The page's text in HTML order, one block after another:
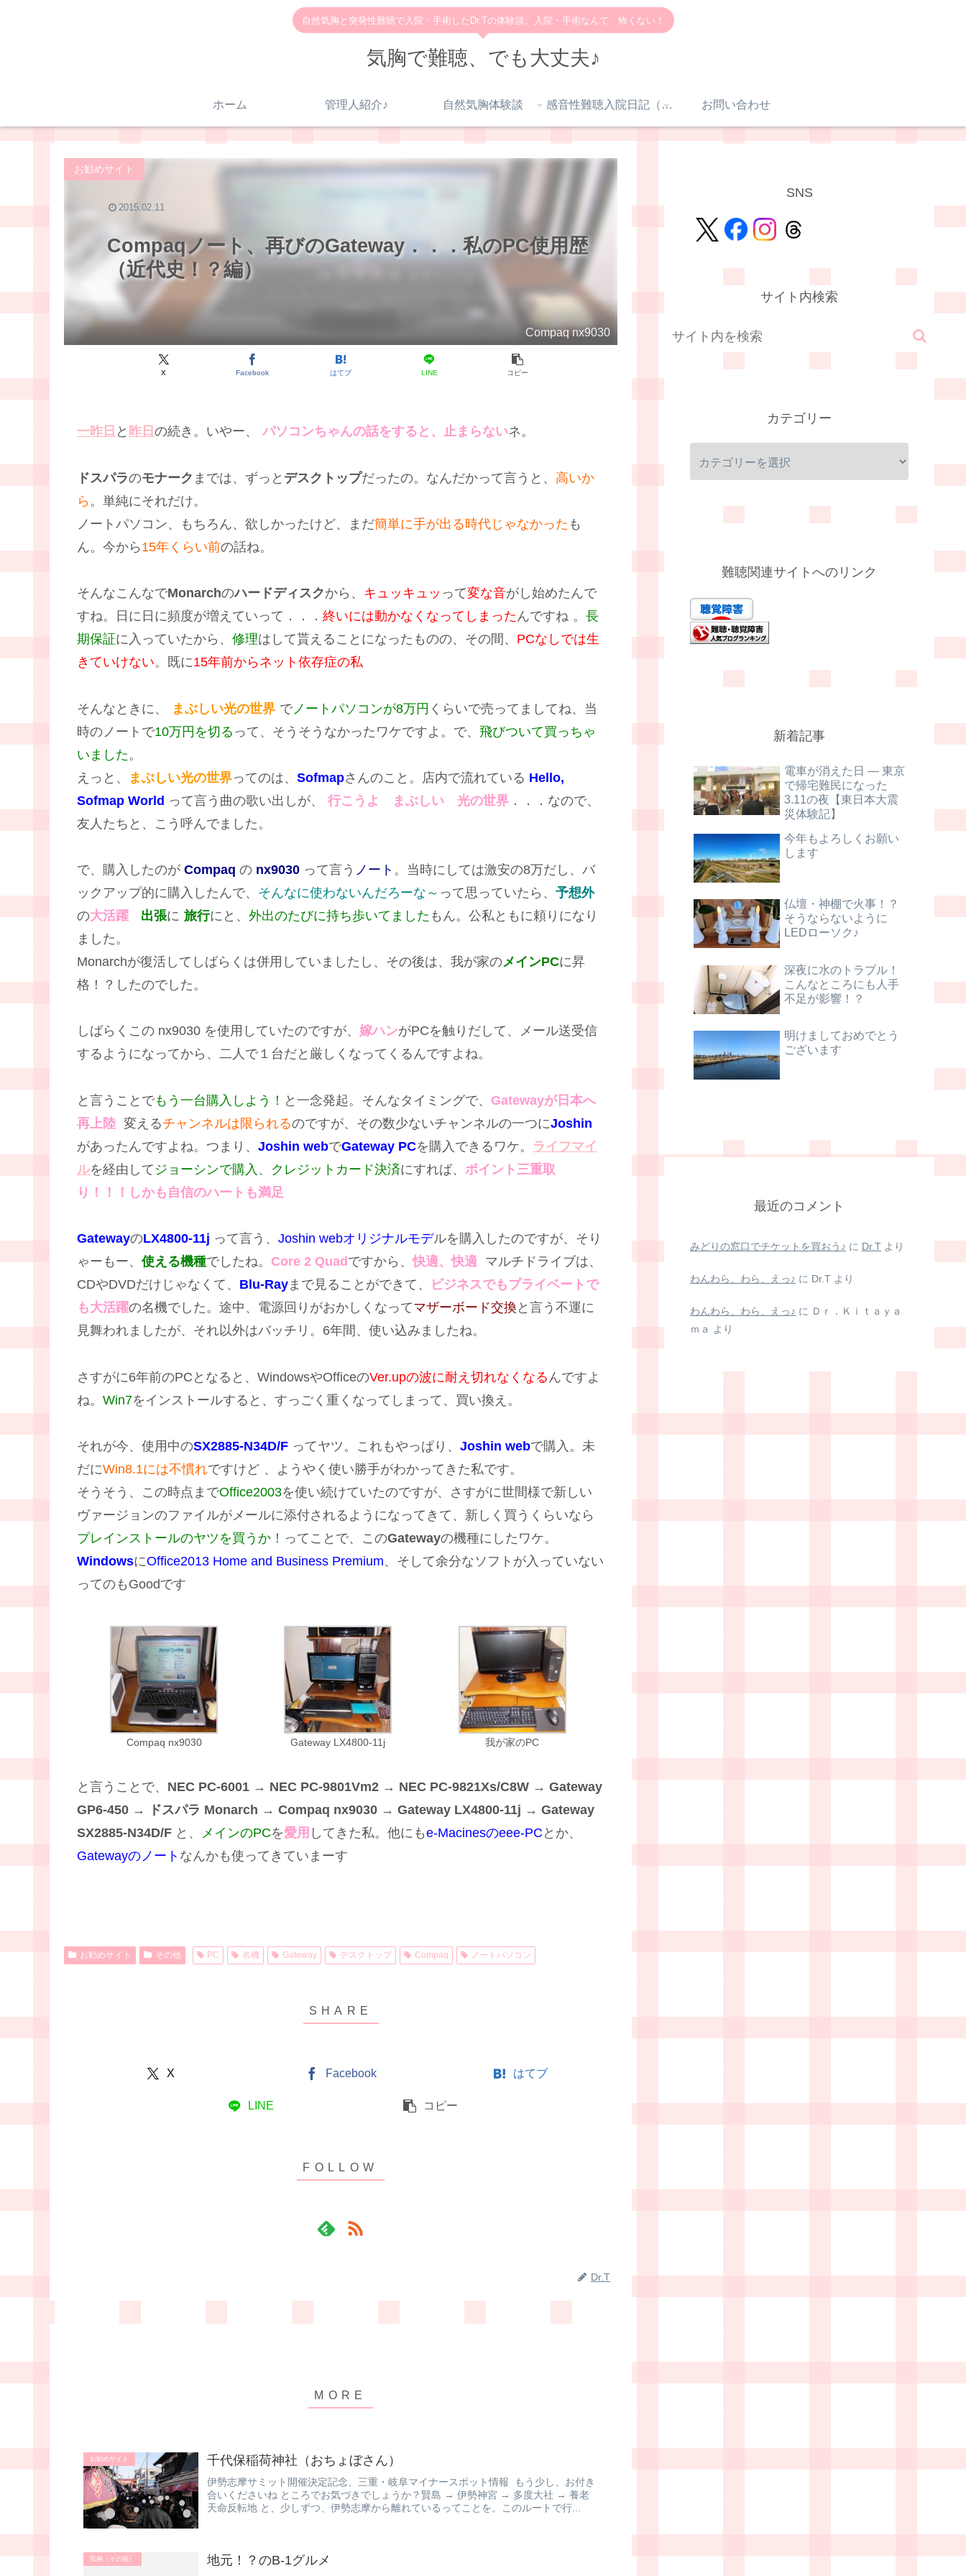
自然気胸と突発性難聴で入院・手術したDr.Tの体験談。入院・手術なんて、怖くない！
気胸で難聴、でも大丈夫♪
ホーム 管理人紹介♪ 自然気胸体験談 感音性難聴入院日記（体験談） お問い合わせ
Compaqノート、再びのGateway．．．私のPC使用歴
（近代史！？編）
お勧めサイト
Compaq nx9030
X Facebook はてブ LINE コピー
2015.02.11
一昨日 と 昨日 の続き。いやー、 パソコンちゃんの話をすると、止まらないネ。
ドスパラのモナーク までは、ずっと デスクトップだったの。なんだかって言うと、 高いか
ら 。単純にそれだけ。
ノートパソコン、もちろん、欲しかったけど、まだ簡単に手が出る時代じゃなかった も
ん。今から 15年くらい前の話ね。
そんなこんなでMonarchのハードディスクから、 キュッキュッ って変な音がし始めたんで
すね。日に日に頻度が増えていって．．． 終いには動かなくなってしまった んですね 。 長
期保証に入っていたから、 修理はして貰えることになったものの、その間、 PCなしでは生
きていけない。既に15年前からネット依存症の私
そんなときに、 まぶしい光の世界 でノートパソコンが8万円 くらいで売ってましてね、当
時のノートで10万円を切る って、そうそうなかったワケですよ。で、 飛びついて買っちゃ
いました 。
えっと、
まぶしい光の世界ってのは、 Sofmapさんのこと。店内で流れている Hello,
Sofmap World って言う曲の歌い出しが、 行こうよ まぶしい 光の世界 ．．．なので、
友人たちと、こう呼んでました。
で、購入したのが Compaq の nx9030 って言う ノート 。当時にしては激安の8万だし、バ
ックアップ的に購入したんで、 そんなに使わないんだろーな～ って思っていたら、 予想外
の大活躍 出張に 旅行にと、 外出のたびに持ち歩いてました もん。公私ともに頼りになり
ました。
Monarchが復活してしばらくは併用していましたし、その後は、我が家のメインPCに昇
格！？したのでした。
しばらくこの nx9030 を使用していたのですが、 嫁ハンがPCを触りだして、メール送受信
するようになってから、二人で１台だと厳しくなってくるんですよね。
と言うことでもう一台購入しよう！ と一念発起。そんなタイミングで、 Gatewayが日本へ
再上陸 変えるチャンネルは限られるのですが、その数少ないチャンネルの一つにJoshin
があったんですよね。つまり、 Joshin webでGateway PCを購入できるワケ。 ライフマイ
ルを経由して ジョーシンで購入 、 クレジットカード決済にすれば、 ポイント三重取
り！！！しかも自信のハートも満足
GatewayのLX4800-11j って言う、 Joshin webオリジナルモデルを購入したのですが、そり
ゃーもー、 使える機種でしたね。 Core 2 Quad ですから、快適、快適 マルチドライブは、
CDやDVDだけじゃなくて、 Blu-Rayまで見ることができて、
ビジネスでもプライベートで
も大活躍の名機でした。途中、電源回りがおかしくなってマザーボード交換 と言う不運に
見舞われましたが、それ以外はバッチリ。6年間、使い込みましたね。
さすがに6年前のPCとなると、WindowsやOfficeのVer.upの波に耐え切れなくなる んですよ
ね。 Win7をインストールすると、すっごく重くなってしまって、買い換え。
それが今、使用中のSX2885-N34D/F ってヤツ。これもやっぱり、 Joshin webで購入。未
だにWin8.1には不慣れですけど 、ようやく使い勝手がわかってきた私です。
そうそう、この時点までOffice2003を使い続けていたのですが、さすがに世間様で新しい
ヴァージョンのファイルがメールに添付されるようになってきて、新しく買うくらいなら
プレインストールのヤツを買うか！ ってことで、このGatewayの機種にしたワケ。
WindowsにOffice2013 Home and Business Premium、そして余分なソフトが入っていない
ってのもGoodです
Compaq nx9030 Gateway LX4800-11j 我が家のPC
と言うことで、 NEC PC-6001 → NEC PC-9801Vm2 → NEC PC-9821Xs/C8W → Gateway
GP6-450 → ドスパラ Monarch → Compaq nx9030 → Gateway LX4800-11j → Gateway
SX2885-N34D/F と、 メインのPCを愛用 してきた私。他にもe-Macinesのeee-PC とか、
Gatewayのノート なんかも使ってきていまーす
お勧めサイト その他 PC 名機 Gateway デスクトップ Compaq ノートパソコン
X Facebook はてブ
LINE コピー
Dr.T
お勧めサイト 千代保稲荷神社（おちょぼさん）
伊勢志摩サミット開催決定記念、三重・岐阜マイナースポット情報 もう少し、お付き
合いくださいね ところでお気づきでしょうか？賢島 → 伊勢神宮 → 多度大社 → 養老
天命反転地 と、少しずつ、伊勢志摩から離れているってことを。このルートで行...
気胸（その後） 地元！？のB-1グルメ
SNS
サイト内検索
カテゴリー
難聴関連サイトへのリンク
新着記事
電車が消えた日 ― 東京
で帰宅難民になった
3.11の夜【東日本大震
災体験記】
今年もよろしくお願い
します
仏壇・神棚で火事！？
そうならないように
LEDローソク♪
深夜に水のトラブル！
こんなところにも人手
不足が影響！？
明けましておめでとう
ございます
最近のコメント
みどりの窓口でチケットを買おう♪ に Dr.T より
わんわら、わら、えっ♪ に Dr.T より
わんわら、わら、えっ♪ に Ｄｒ．Ｋｉｔａｙａ
ｍａ
より